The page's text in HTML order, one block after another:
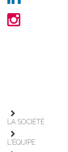
LA SOCIÉTÉ
L'ÉQUIPE